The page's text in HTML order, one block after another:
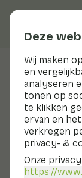
Deze
Wij maken
en
analyseren
tonen op
te klikken
ervan en
verkregen
privacy- &
Onze
https://
Veggiblogs
staat
je bord?
5 november 2020